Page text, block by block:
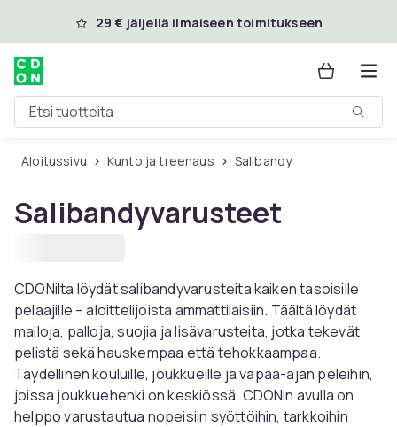
Ohita ja siirry pääsisältöön
29 € jäljellä ilmaiseen toimitukseen
Etsi tuotteita
Aloitussivu Kunto ja treenaus Salibandy
Salibandyvarusteet
CDONilta löydät salibandyvarusteita kaiken tasoisille
pelaajille – aloittelijoista ammattilaisiin. Täältä löydät
mailoja, palloja, suojia ja lisävarusteita, jotka tekevät
pelistä sekä hauskempaa että tehokkaampaa.
Täydellinen kouluille, joukkueille ja vapaa-ajan peleihin,
joissa joukkuehenki on keskiössä. CDONin avulla on
helppo varustautua nopeisiin syöttöihin, tarkkoihin